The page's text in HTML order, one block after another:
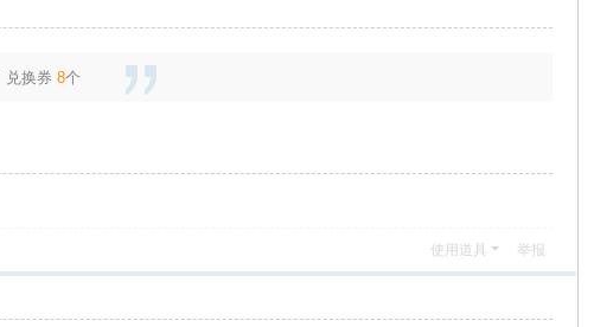
兑换券8个
使用道具 举报